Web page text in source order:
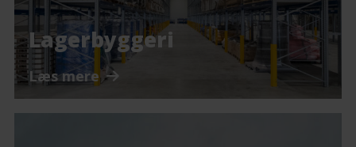
Lagerbyggeri
Læs mere